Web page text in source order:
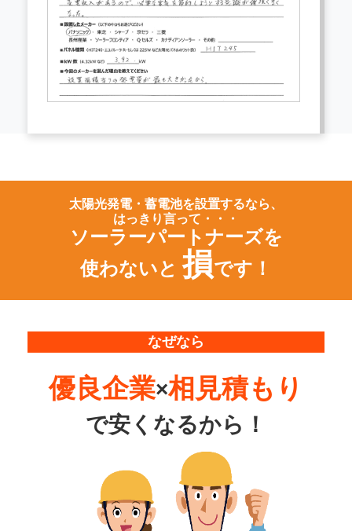
太陽光発電・蓄電池を設置するなら、
はっきり言って・・・
ソーラーパートナーズを
使わないと 損です！
なぜなら
優良企業×相見積もり
で安くなるから！